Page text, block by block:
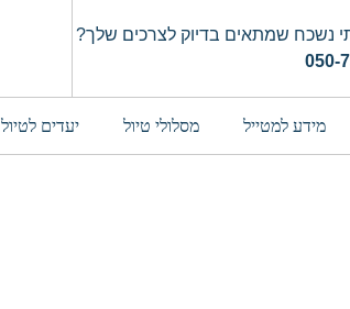
נשכח שמתאים בדיוק לצרכים שלך?
מידע למטייל מסלולי טיול יעדים לטיול